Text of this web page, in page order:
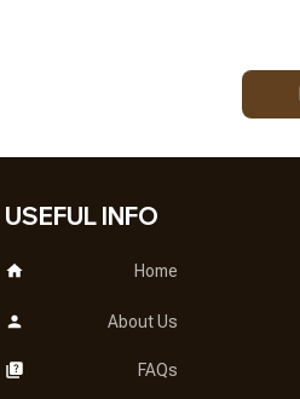
USEFUL INFO
Home
About Us
FAQs